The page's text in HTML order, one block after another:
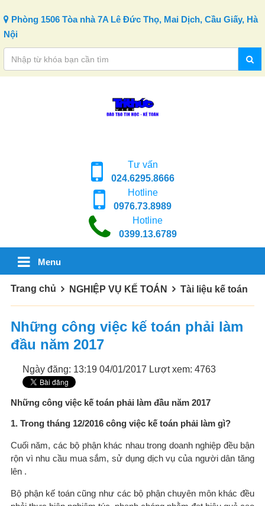
Phòng 1506 Tòa nhà 7A Lê Đức Thọ, Mai Dịch, Cầu Giấy, Hà
Nội
Tư vấn
024.6295.8666
Hotline
0976.73.8989
Hotline
0399.13.6789
Menu
Trang chủ NGHIỆP VỤ KẾ TOÁN Tài liệu kế toán
Những công việc kế toán phải làm
đầu năm 2017
Ngày đăng: 13:19 04/01/2017 Lượt xem: 4763
Những công việc kế toán phải làm đầu năm 2017
1. Trong tháng 12/2016 công việc kế toán phải làm gì?
Cuối năm, các bộ phận khác nhau trong doanh nghiệp đều bận
rộn vì nhu cầu mua sắm, sử dụng dịch vụ của người dân tăng
lên .
Bộ phận kế toán cũng như các bộ phận chuyên môn khác đều